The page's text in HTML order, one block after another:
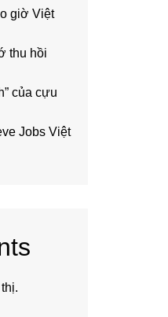
giờ Việt
thu hồi
của cựu
Jobs Việt